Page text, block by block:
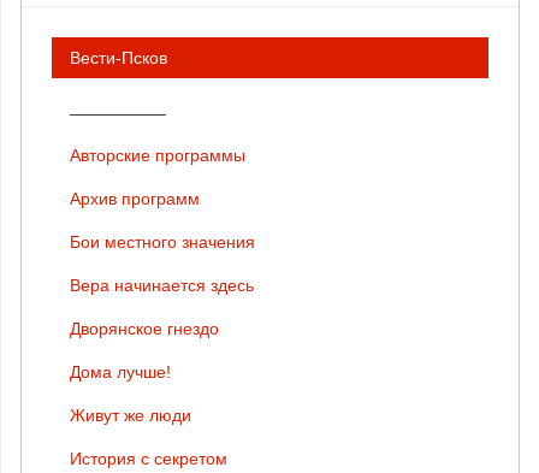
Вести-Псков
Авторские программы
Архив программ
Бои местного значения
Вера начинается здесь
Дворянское гнездо
Дома лучше!
Живут же люди
История с секретом